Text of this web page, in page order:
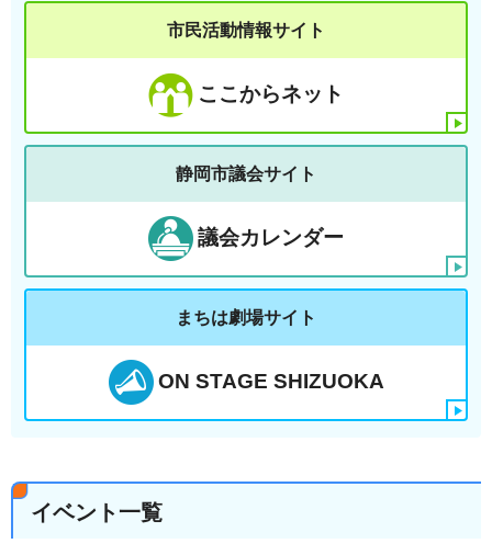
市民活動情報サイト
ここからネット
静岡市議会サイト
議会カレンダー
まちは劇場サイト
ON STAGE SHIZUOKA
イベント一覧